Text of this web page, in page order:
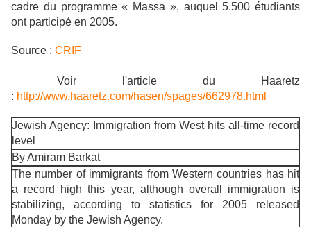
cadre du programme « Massa », auquel 5.500 étudiants
ont participé en 2005.
Source : CRIF
Voir l'article du Haaretz
: http://www.haaretz.com/hasen/spages/662978.html
Jewish Agency: Immigration from West hits all-time record
level
By Amiram Barkat
The number of immigrants from Western countries has hit
a record high this year, although overall immigration is
stabilizing, according to statistics for 2005 released
Monday by the Jewish Agency.